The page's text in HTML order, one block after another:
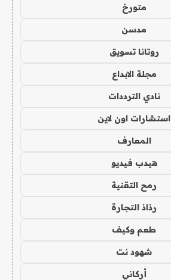
متورخ
مدسن
روتانا تسويق
مجلة الابداع
نادي الترددات
استشارات اون لاين
المعارف
هيدب فيديو
رمح التقنية
رذاذ التجارة
طعم وكيف
شهود نت
أركاني